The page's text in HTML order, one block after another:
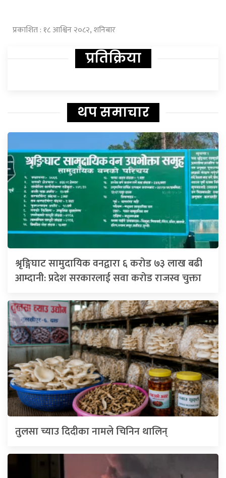
प्रकाशित : १८ आश्विन २०८२, शनिबार
प्रतिक्रिया
थप समाचार
श्रृङ्गिघाट सामुदायिक वनद्वारा ६ करोड ७३ लाख बढी
आम्दानी: प्रदेश सरकारलाई सवा करोड राजस्व चुक्ता
तुलसा च्याउ दिदीका नामले चिनिन थालिन्